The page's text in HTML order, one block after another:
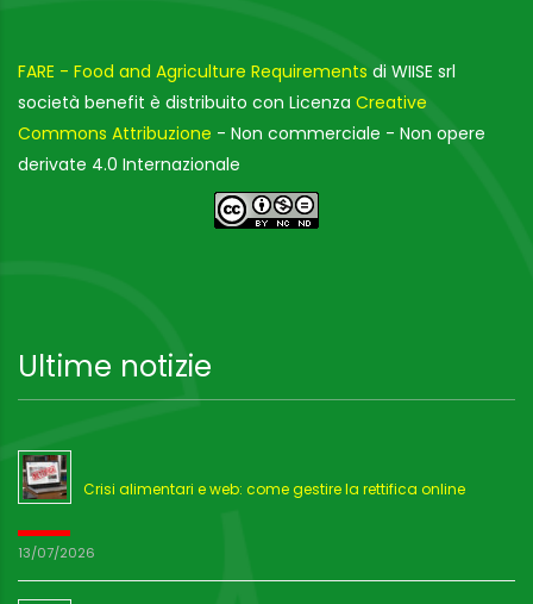
FARE - Food and Agriculture Requirements di WIISE srl
società benefit è distribuito con Licenza Creative
Commons Attribuzione - Non commerciale - Non opere
derivate 4.0 Internazionale
Ultime notizie
Crisi alimentari e web: come gestire la rettifica online
13/07/2026